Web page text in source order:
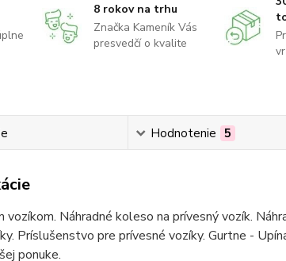
8 rokov na trhu
Značka Kameník Vás
presvedčí o kvalite
Hodnotenie 5
Náhradné koleso na prívesný vozík.
Príslušenstvo pre prívesné vozíky. Gurtne -
ponuke.